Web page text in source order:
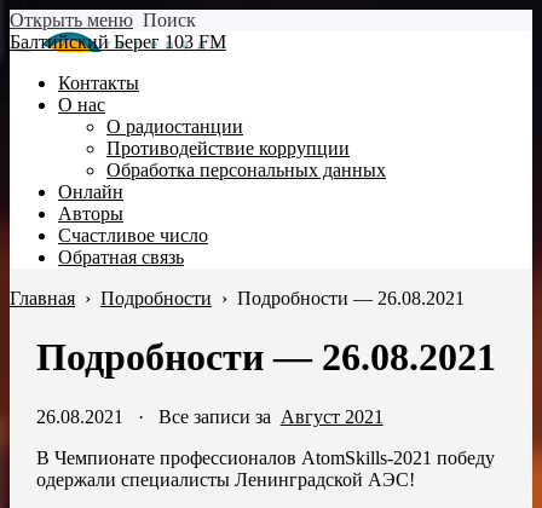
Открыть меню Поиск
Балтийский Берег 103 FM
Контакты
О нас
О радиостанции
Противодействие коррупции
Обработка персональных данных
Онлайн
Авторы
Счастливое число
Обратная связь
Главная › Подробности › Подробности — 26.08.2021
Подробности — 26.08.2021
26.08.2021 · Все записи за Август 2021
В Чемпионате профессионалов AtomSkills-2021 победу
одержали специалисты Ленинградской АЭС!